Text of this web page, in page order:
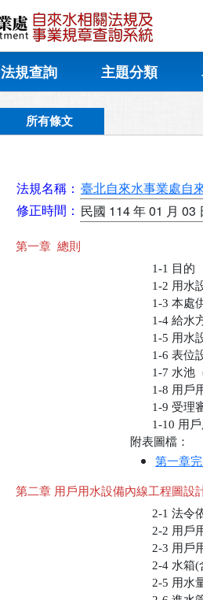
法規查詢 主題分類
所有條文
法規名稱： 臺北自來水事業處自
修正時間： 民國 114 年 01 月 03
第一章  總則
       1-1 目的
1-2 用
1-3 本
1-4 給水
1-5 用
1-6 表位
1-7
1-8
1-9 受
1-10
附表圖檔：
第一章
第二章 用戶用水設備內線工程圖設
2-1 法
2-2 用
2-3
2-4 水
2-5 用